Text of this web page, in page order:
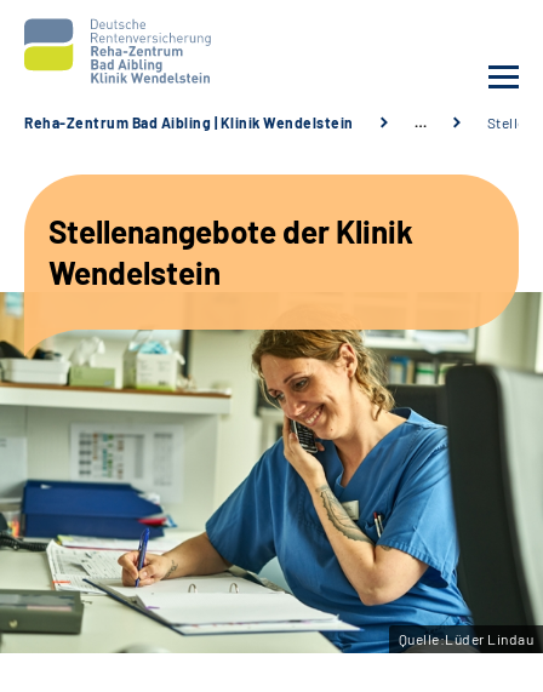
Unsere Angebote
Karriere
Sozialdienste & Zuweisende
Suche
Leichte Sprache
Gebärdensprache
Reha-Zentrum Bad Aibling | Klinik Wendelstein …
Stellenangebote der Klinik
Wendelstein
Quelle:Lüder Lindau